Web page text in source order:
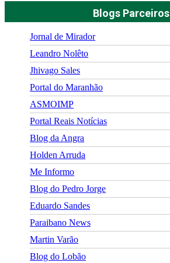
Blogs Parceiros
Jornal de Mirador
Leandro Nolêto
Jhivago Sales
Portal do Maranhão
ASMOIMP
Portal Reais Notí­cias
Blog da Angra
Holden Arruda
Me Informo
Blog do Pedro Jorge
Eduardo Sandes
Paraibano News
Martin Varão
Blog do Lobão